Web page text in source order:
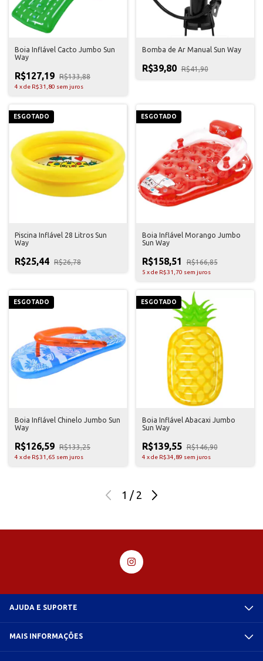
Boia Inflável Cacto Jumbo Sun
Way
R$127,19 R$133,88
4 xde R$31,80 sem juros
Bomba de Ar Manual Sun Way
R$39,80 R$41,90
ESGOTADO
Piscina Inflável 28 Litros Sun
Way
R$25,44 R$26,78
ESGOTADO
Boia Inflável Morango Jumbo
Sun Way
R$158,51 R$166,85
5 xde R$31,70 sem juros
ESGOTADO
Boia Inflável Chinelo Jumbo Sun
Way
R$126,59 R$133,25
4 xde R$31,65 sem juros
ESGOTADO
Boia Inflável Abacaxi Jumbo
Sun Way
R$139,55 R$146,90
4 xde R$34,89 sem juros
1 / 2
AJUDA E SUPORTE
MAIS INFORMAÇÕES